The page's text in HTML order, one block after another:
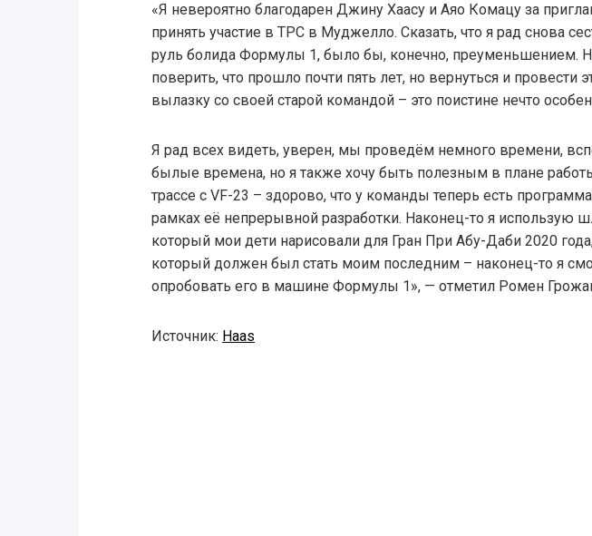
«Я невероятно благодарен Джину Хаасу и Аяо Комацу за
принять участие в TPC в Муджелло. Сказать, что я рад снова
руль болида Формулы 1, было бы, конечно, преуменьшением.
поверить, что прошло почти пять лет, но вернуться и провести
вылазку со своей старой командой – это поистине нечто
Я рад всех видеть, уверен, мы проведём немного времени,
былые времена, но я также хочу быть полезным в плане
трассе с VF-23 – здорово, что у команды теперь есть
рамках её непрерывной разработки. Наконец-то я использую
который мои дети нарисовали для Гран При Абу-Даби 2020
который должен был стать моим последним – наконец-то я
опробовать его в машине Формулы 1», — отметил Ромен
Источник: Haas